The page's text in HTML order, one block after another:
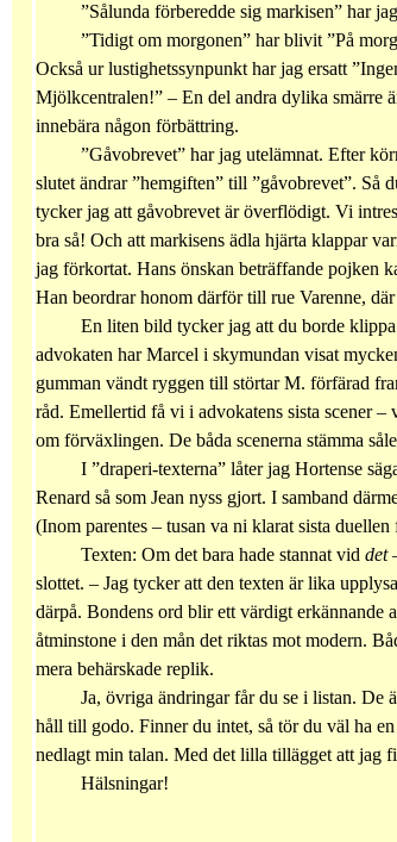
”Sålunda förberedde sig markisen” har
”Tidigt om morgonen” har blivit ”På
Också ur lustighetssynpunkt har jag ersatt
Mjölkcentralen!” – En del andra dylika smärre
innebära någon förbättring.
”Gåvobrevet” har jag utelämnat. Efter
slutet ändrar ”hemgiften” till ”gåvobrevet”. Så
tycker jag att gåvobrevet är överflödigt. Vi
bra så! Och att markisens ädla hjärta klappar
jag förkortat. Hans önskan beträffande pojken
Han beordrar honom därför till rue Varenne,
En liten bild tycker jag att du borde
advokaten har Marcel i skymundan visat
gumman vändt ryggen till störtar M. förfärad
råd. Emellertid få vi i advokatens sista scener
om förväxlingen. De båda scenerna stämma
I ”draperi-texterna” låter jag Hortense
Renard så som Jean nyss gjort. I samband
(Inom parentes – tusan va ni klarat sista
Texten: Om det bara hade stannat vid det
slottet. – Jag tycker att den texten är lika
därpå. Bondens ord blir ett värdigt erkännande
åtminstone i den mån det riktas mot modern.
mera behärskade replik.
Ja, övriga ändringar får du se i listan. De
håll till godo. Finner du intet, så tör du väl ha
nedlagt min talan. Med det lilla tillägget att jag
Hälsningar!